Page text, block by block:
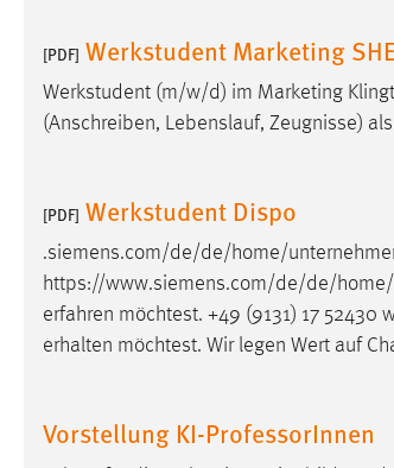
[PDF] Werkstudent Marketing
Werkstudent (m/w/d) im Marketing
(Anschreiben, Lebenslauf, Zeugnisse) als
[PDF] Werkstudent Dispo
.siemens.com/de/de/home/
https://www.siemens.com/de/de/
erfahren möchtest. +49 (9131) 17
erhalten möchtest. Wir legen Wert auf
Vorstellung KI-ProfessorInnen
Cookie Laufzeit: MibewSessionID, mibew-
style-5e9dbeb1811c0446 =
Jahre, MIBEW_UserID = 1 Jahr
Login
Name: fe_user, be_user,
Zweck:
Dieser Cookie ist notwendig
der Website einloggen zu